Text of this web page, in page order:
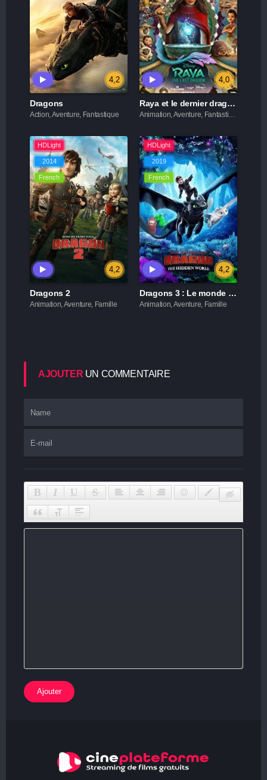
4,2
Dragons
Action, Aventure, Fantastique
4,0
Raya et le dernier dragon
Animation, Aventure, Fantastique
HDLight
2014
French
4,2
Dragons 2
Animation, Aventure, Famille
HDLight
2019
French
4,2
Dragons 3 : Le monde caché
Animation, Aventure, Famille
AJOUTER UN COMMENTAIRE
Ajouter